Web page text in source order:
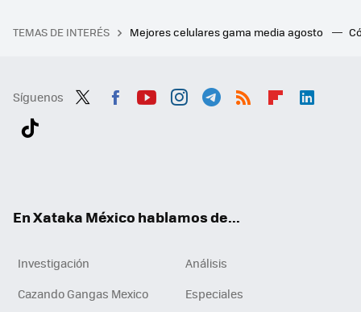
TEMAS DE INTERÉS Mejores celulares gama media agosto
Síguenos
En Xataka México hablamos de...
Investigación
Análisis
Cazando Gangas Mexico
Especiales